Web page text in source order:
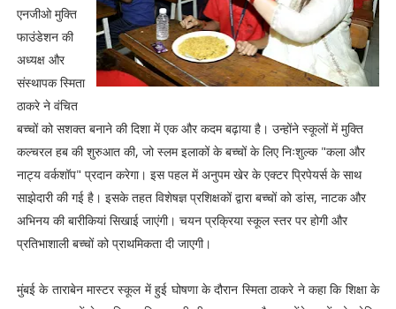
एनजीओ मुक्ति
फाउंडेशन की
अध्यक्ष और
संस्थापक स्मिता
ठाकरे ने वंचित
बच्चों को सशक्त बनाने की दिशा में एक और कदम बढ़ाया है। उन्होंने स्कूलों में मुक्ति
कल्चरल हब की शुरुआत की, जो स्लम इलाकों के बच्चों के लिए निःशुल्क "कला और
नाट्य वर्कशॉप" प्रदान करेगा। इस पहल में अनुपम खेर के एक्टर प्रिपेयर्स के साथ
साझेदारी की गई है। इसके तहत विशेषज्ञ प्रशिक्षकों द्वारा बच्चों को डांस, नाटक और
अभिनय की बारीकियां सिखाई जाएंगी। चयन प्रक्रिया स्कूल स्तर पर होगी और
प्रतिभाशाली बच्चों को प्राथमिकता दी जाएगी।
मुंबई के ताराबेन मास्टर स्कूल में हुई घोषणा के दौरान स्मिता ठाकरे ने कहा कि शिक्षा के